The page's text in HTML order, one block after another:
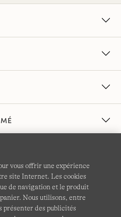
et sécurité
vous offrir une expérience
site Internet. Les cookies
de navigation et le produit
Nous utilisons, entre
présenter des publicités